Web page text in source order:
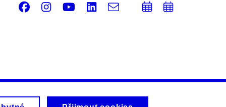
Facebook
Instagram
Youtube
LinkedIn
e-
PřidatPřidat